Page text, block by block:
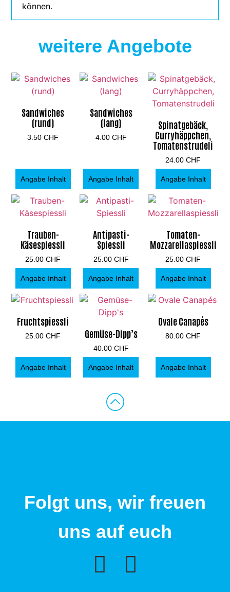
können.
weitere Angebote
Sandwiches
(rund)
3.50CHF
Angabe Inhalt
Sandwiches
(lang)
4.00 CHF
Angabe Inhalt
Spinatgebäck,
Curryhäppchen,
Tomatenstrudeli
24.00CHF
Angabe Inhalt
Trauben-
Käsespiessli
25.00CHF
Angabe Inhalt
Antipasti-
Spiessli
25.00 CHF
Angabe Inhalt
Tomaten-
Mozzarellaspiessli
25.00CHF
Angabe Inhalt
Fruchtspiessli
25.00CHF
Angabe Inhalt
Gemüse-Dipp’s
40.00 CHF
Angabe Inhalt
Ovale Canapés
80.00CHF
Angabe Inhalt
Folgt uns, wir freuen
uns auf euch